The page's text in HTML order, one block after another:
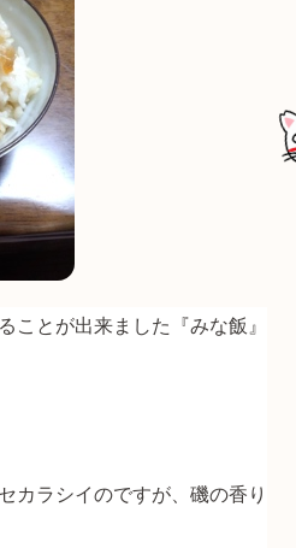
ことが出来ました『みな飯』
カラシイのですが、磯の香り